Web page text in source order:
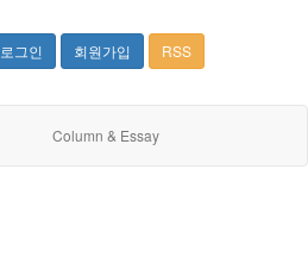
로그인 회원가입 RSS
Column & Essay